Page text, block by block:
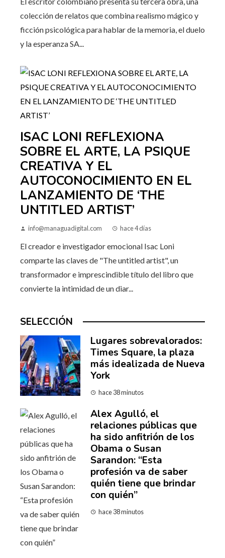
colección de relatos que combina realismo mágico y
ficción psicológica para hablar de la memoria, el duelo
y la esperanza SA...
ISAC LONI REFLEXIONA
SOBRE EL ARTE, LA PSIQUE
CREATIVA Y EL
AUTOCONOCIMIENTO EN EL
LANZAMIENTO DE ‘THE
UNTITLED ARTIST’
info@managuadigital.com hace 4 días
El creador e investigador emocional Isac Loni
comparte las claves de "The untitled artist", un
transformador e imprescindible título del libro que
convierte la intimidad de un diar...
SELECCIÓN
Lugares sobrevalorados:
Times Square, la plaza
más idealizada de Nueva
York
hace 38 minutos
Alex Agulló, el
relaciones públicas que
ha sido anfitrión de los
Obama o Susan
Sarandon: “Esta
profesión va de saber
quién tiene que brindar
con quién”
hace 38 minutos